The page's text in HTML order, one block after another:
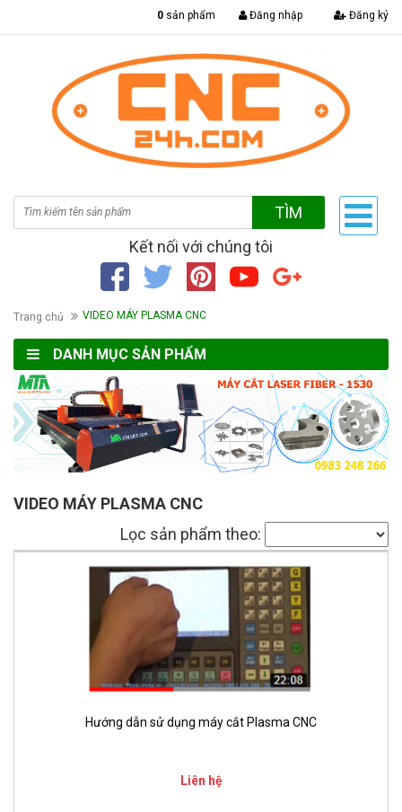
0 sản phẩm Đăng nhập Đăng ký
TÌM
Kết nối với chúng tôi
Trang chủ VIDEO MÁY PLASMA CNC
DANH MỤC SẢN PHẨM
VIDEO MÁY PLASMA CNC
Lọc sản phẩm theo:
Hướng dẫn sử dụng máy cắt Plasma CNC
Liên hệ